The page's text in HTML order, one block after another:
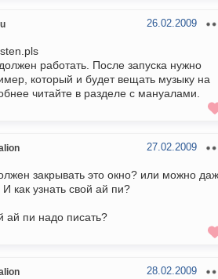
26.02.2009
работать. После запуска нужно
который и будет вещать музыку на
читайте в разделе с мануалами.
27.02.2009
закрывать это окно? или можно
И как узнать свой ай пи?
ай пи надо писать?
28.02.2009